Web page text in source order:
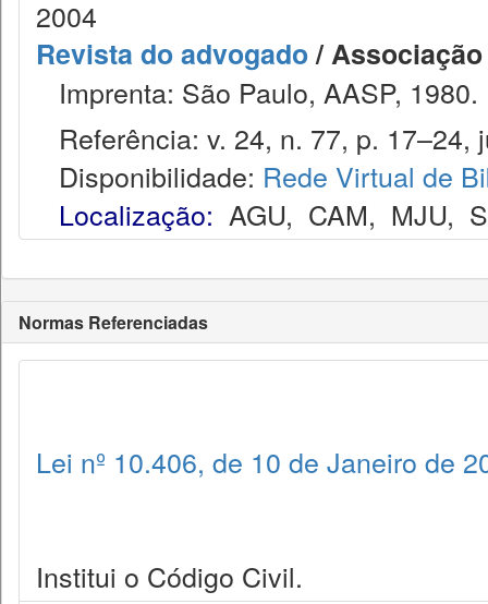
2004
Revista do advogado/
Imprenta: São Paulo, AASP, 1980.
Referência: v. 24, n. 77, p. 17–24,
Disponibilidade: Rede Virtual de
Localização: AGU, CAM, MJU,
Normas Referenciadas
Lei nº 10.406, de 10 de Janeiro de
Institui o Código Civil.